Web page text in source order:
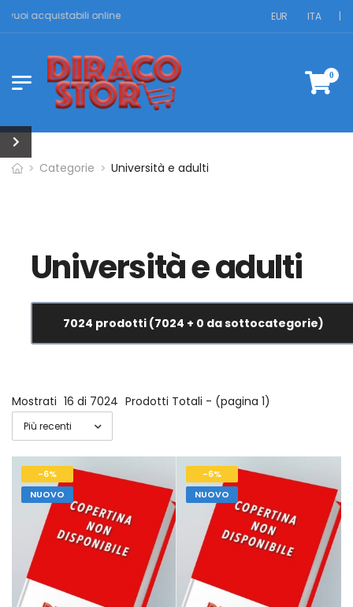
acquistabili online EUR ITA |
0
Categorie Università e adulti
Università e adulti
7024 prodotti (7024 + 0 da sottocategorie)
Mostrati 16 di 7024 Prodotti Totali - (pagina 1)
-6%
NUOVO
-6%
NUOVO